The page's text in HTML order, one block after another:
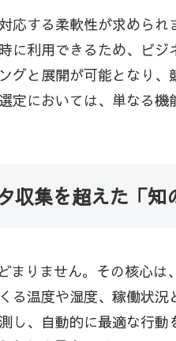
する柔軟性が求めら
利用できるため、ビジ
と展開が可能となり
においては、単なる
収集を超えた「知
りません。その核心は
温度や湿度、稼働状
、自動的に最適な行